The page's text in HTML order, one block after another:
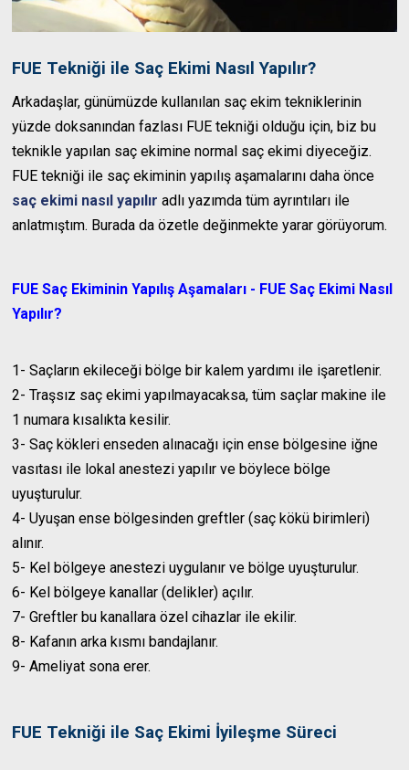
FUE Tekniği ile Saç Ekimi Nasıl Yapılır?
Arkadaşlar, günümüzde kullanılan saç ekim tekniklerinin
yüzde doksanından fazlası FUE tekniği olduğu için, biz bu
teknikle yapılan saç ekimine normal saç ekimi diyeceğiz.
FUE tekniği ile saç ekiminin yapılış aşamalarını daha önce
saç ekimi nasıl yapılır adlı yazımda tüm ayrıntıları ile
anlatmıştım. Burada da özetle değinmekte yarar görüyorum.
FUE Saç Ekiminin Yapılış Aşamaları - FUE Saç Ekimi Nasıl
Yapılır?
1- Saçların ekileceği bölge bir kalem yardımı ile işaretlenir.
2- Traşsız saç ekimi yapılmayacaksa, tüm saçlar makine ile
1 numara kısalıkta kesilir.
3- Saç kökleri enseden alınacağı için ense bölgesine iğne
vasıtası ile lokal anestezi yapılır ve böylece bölge
uyuşturulur.
4- Uyuşan ense bölgesinden greftler (saç kökü birimleri)
alınır.
5- Kel bölgeye anestezi uygulanır ve bölge uyuşturulur.
6- Kel bölgeye kanallar (delikler) açılır.
7- Greftler bu kanallara özel cihazlar ile ekilir.
8- Kafanın arka kısmı bandajlanır.
9- Ameliyat sona erer.
FUE Tekniği ile Saç Ekimi İyileşme Süreci